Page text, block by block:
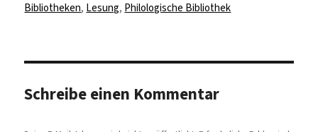
Bibliotheken, Lesung, Philologische Bibliothek
Schreibe einen Kommentar